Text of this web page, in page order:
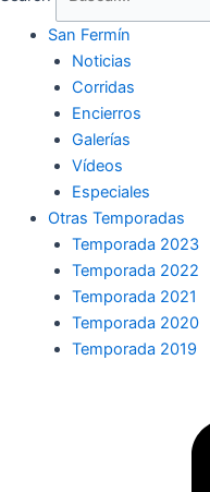
San Fermín
Noticias
Corridas
Encierros
Galerías
Vídeos
Especiales
Otras Temporadas
Temporada 2023
Temporada 2022
Temporada 2021
Temporada 2020
Temporada 2019